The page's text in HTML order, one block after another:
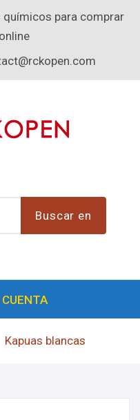
para comprar
Buscar en
CUENTA
Kapuas blancas